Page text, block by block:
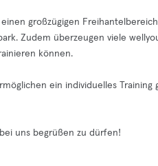
großzügigen
Zudem überzeugen viele
können.
ein individuelles
uns begrüßen zu dürfen!